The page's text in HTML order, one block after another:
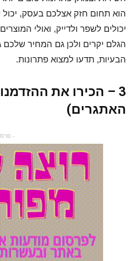
הוא תחום חזק אצלכם בעסק,
יכולים לשפר ולדייק, ואולי
הגלם יקרים ולכן גם המחיר
הבעיות, תדעו למצוא פתרונות.
3 – הכירו את
האתגרים)
-